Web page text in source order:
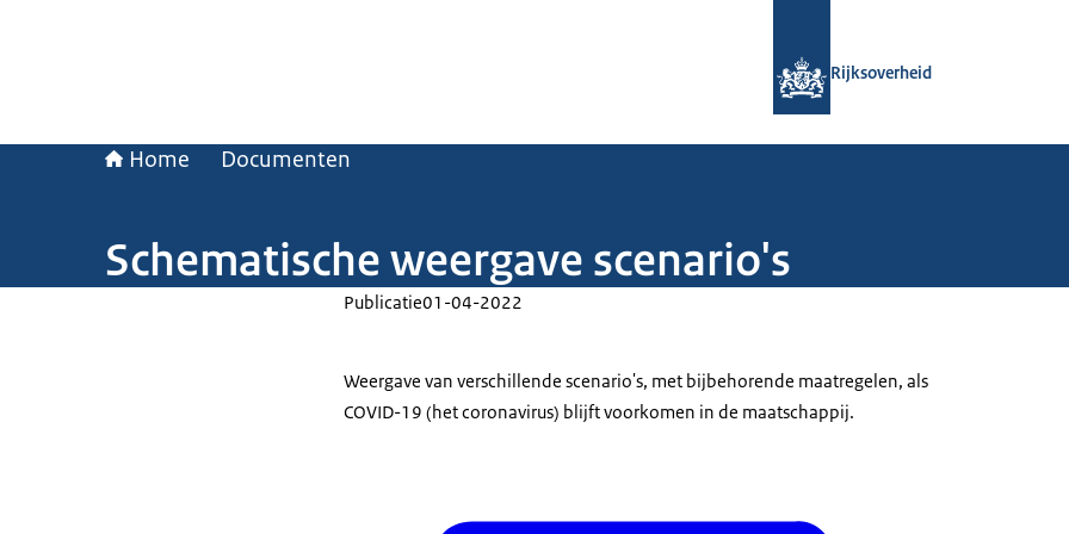
Rijksoverheid
Home Documenten
Schematische weergave scenario's
Publicatie01-04-2022
Weergave van verschillende scenario's, met bijbehorende maatregelen, als
COVID-19 (het coronavirus) blijft voorkomen in de maatschappij.